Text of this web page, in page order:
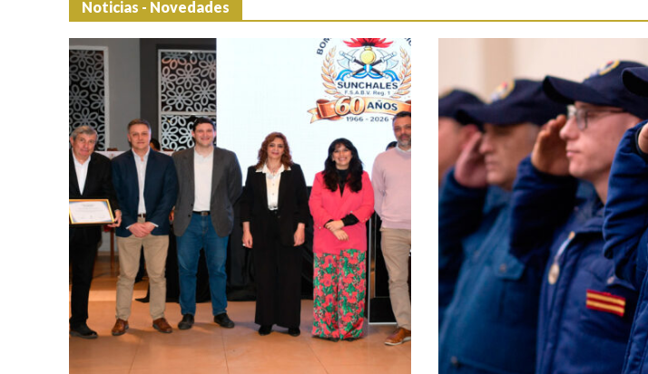
Noticias - Novedades